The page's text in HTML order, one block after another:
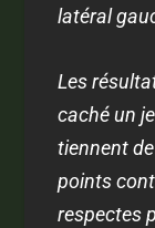
latéral
Les
caché un
tiennent
points
respectes